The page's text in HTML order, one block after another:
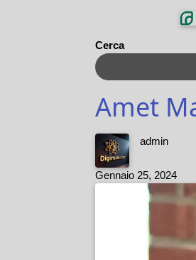
Cerca
Amet
admin
Gennaio 25, 2024